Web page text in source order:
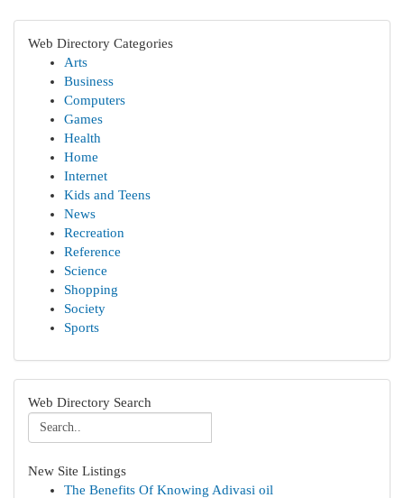
Web Directory Categories
Arts
Business
Computers
Games
Health
Home
Internet
Kids and Teens
News
Recreation
Reference
Science
Shopping
Society
Sports
Web Directory Search
New Site Listings
The Benefits Of Knowing Adivasi oil